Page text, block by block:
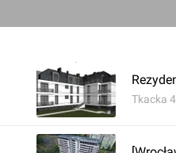
[Wrocław] Budynek wielorodzinny
Tkacka